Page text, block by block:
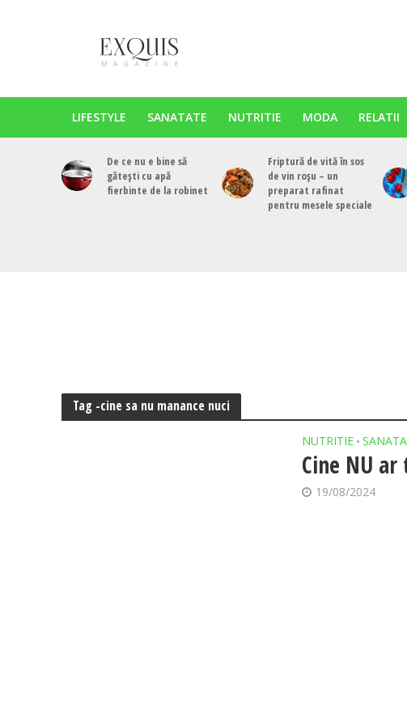
LIFESTYLE SANATATE NUTRITIE MODA RELATII
De ce nu e bine să
gătești cu apă
fierbinte de la robinet
Friptură de vită în sos
de vin roșu – un
preparat rafinat
pentru mesele speciale
Tag -cine sa nu manance nuci
NUTRITIE •
Cine NU
19/08/2024